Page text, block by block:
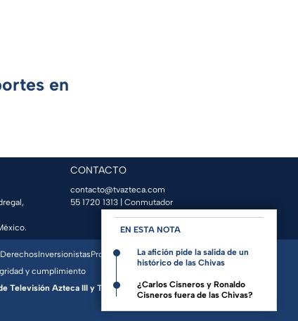
EN ESTA NOTA
La afición pide la salida de un
histórico de las Chivas
¿Carlos Cisneros y Ronaldo
Cisneros fuera de las Chivas?
en
CONTACTO
contacto@tvazteca.com
55 1720 1313 | Conmutador
DerechosInversionistasPromo Espacio
y cumplimiento
Televisión Azteca III y Televisora del Valle de